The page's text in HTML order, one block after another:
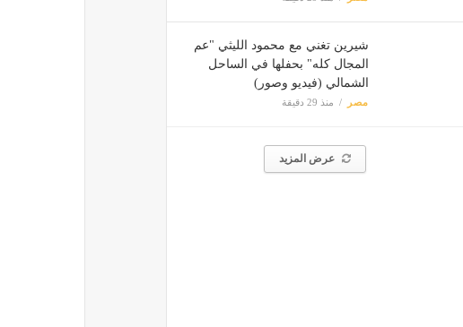
شيرين تغني مع محمود الليثي "عم
المجال كله" بحفلها في الساحل
الشمالي (فيديو وصور)
مصر منذ 29 دقيقة
عرض المزيد